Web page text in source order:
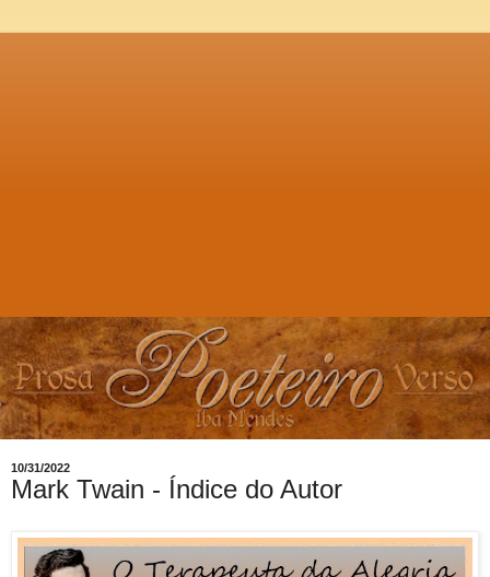
10/31/2022
Mark Twain - Índice do Autor